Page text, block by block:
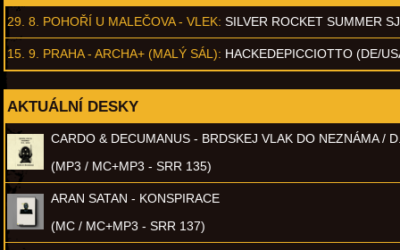
29. 8. POHOŘÍ U MALEČOVA - VLEK: SILVER ROCKET SUMMER
15. 9. PRAHA - ARCHA+ (MALÝ SÁL): HACKEDEPICCIOTTO (DE/
AKTUÁLNÍ DESKY
CARDO & DECUMANUS - BRDSKEJ VLAK DO NEZNÁMA /
(MP3 / MC+MP3 - SRR 135)
ARAN SATAN - KONSPIRACE
(MC / MC+MP3 - SRR 137)